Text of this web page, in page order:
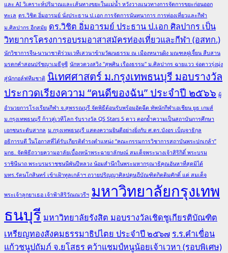
และ AI วิเคราะห์ปริมาณและเส้นทางขยะในแม่น้ำ หวังวางแนวทางการจัดการขยะก่อนออก
ทะเล ดร.วิชิต อิ่มอารมย์ นั่งประธาน ป.เอก การจัดการนันทนาการ การท่องเที่ยวและกีฬา
ม.ศิลปากร อีกสมัย ดร.วิชิต อิ่มอารมย์ ประธาน ป.เอก ศิลปากร เป็น
วิทยากรโครงการอบรมอาสาสมัครท่องเที่ยวและกีฬา (อสทก.)
นักวิชาการจีน-นานาชาติร่วมเวทีเสวนาข้ามวัฒนธรรม ณ เมืองหนานผิง มณฑลฝูเจี้ยน สืบสาน
มรดกคำสอนปรัชญาเมธีจูซี นักหวดวงสวิง "สุพศิน เรืองธรรม" ม.ศิลปากร ฉายแวว จ่อดาวรุ่งมุ่ง
สู่นักกอล์ฟทีมชาติ นิเทศศาสตร์ ม.กรุงเทพธนบุรี มอบรางวัล
ประกวดเรียงความ “คนดีของฉัน” ประจำปี ๒๕๖๖ ผู้
อำนวยการโรงเรียนกีฬา จ.สุพรรณบุรี จัดพิธีต้อนรับพร้อมอัดฉีด ทัพนักกีฬาเอเชียน ยูธ เกมส์
ม.กรุงเทพธนบุรี ก้าวสู่เวทีโลก รับรางวัล QS Stars 5 ดาว ตอกย้ำความเป็นสถาบันการศึกษา
เอกชนระดับสากล ม.กรุงเทพธนบุรี แสดงความยินดีอย่างยิ่งกับ ศ.ดร.บังอร เบ็ญจาธิกุล
อธิการบดี ในโอกาสที่ได้รับเกียรติดำรงตำแหน่ง “คณะกรรมการวิชาการสถาบันพระปกเกล้า”
มกธ. จัดพิธีถวายความอาลัยเบื้องหน้าพระฉายาลักษณ์ สมเด็จพระนางเจ้าสิริกิติ์ พระบรม
ราชินีนาถ พระบรมราชชนนีพันปีหลวง น้อมสำนึกในพระมหากรุณาธิคุณอันหาที่สุดมิได้
มทร.รัตนโกสินทร์ เข้าเฝ้าทูลเกล้าฯ ถวายปริญญาศิลปดุษฎีบัณฑิตกิตติมศักดิ์ แด่ สมเด็จ
พระเจ้าลูกยาเธอ เจ้าฟ้าสิริวัณณวรีฯ มหาวิทยาลัยกรุงเทพ
ธนบุรี มหาวิทยาลัยรังสิต มอบรางวัลเชิดชูเกียรติบัณฑิต
เหรียญทองสังคมธรรมาธิปไตย ประจำปี ๒๕๖๗ ร.ร.คำเขื่อน
แก้วชนูปถัมภ์ จ.ยโสธร คว้าแชมป์หนูน้อยเจ้าเวหา (รอบพิเศษ)